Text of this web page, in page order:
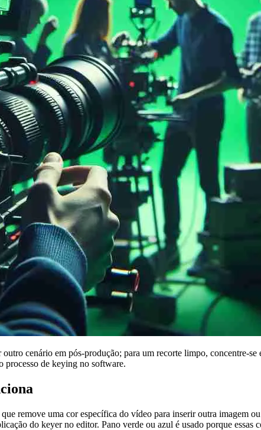
cenário em pós‑produção; para um recorte limpo, concentre-
processo de keying no software.
remove uma cor específica do vídeo para inserir outra imagem
do keyer no editor. Pano verde ou azul é usado porque